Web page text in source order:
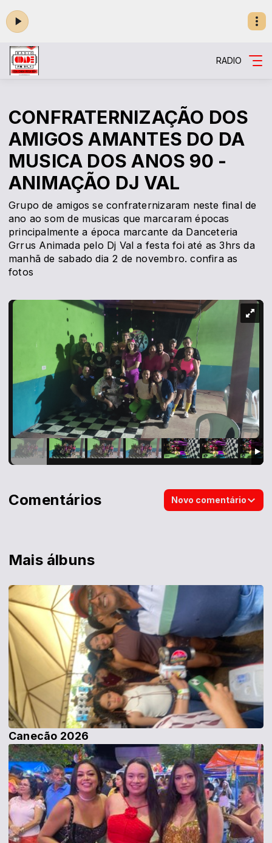
RADIO
CONFRATERNIZAÇÃO DOS
AMIGOS AMANTES DO DA
MUSICA DOS ANOS 90 -
ANIMAÇÃO DJ VAL
Grupo de amigos se confraternizaram neste final de
ano ao som de musicas que marcaram épocas
principalmente a época marcante da Danceteria
Grrus Animada pelo Dj Val a festa foi até as 3hrs da
manhã de sabado dia 2 de novembro. confira as
fotos
Mais álbuns
Canecão 2026
Comentários Novo comentário